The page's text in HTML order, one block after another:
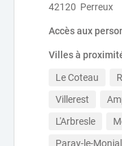
42120 Perreux
Accès aux
Villes à
Le Coteau
Villerest
L'Arbresle
Paray-le-Monial